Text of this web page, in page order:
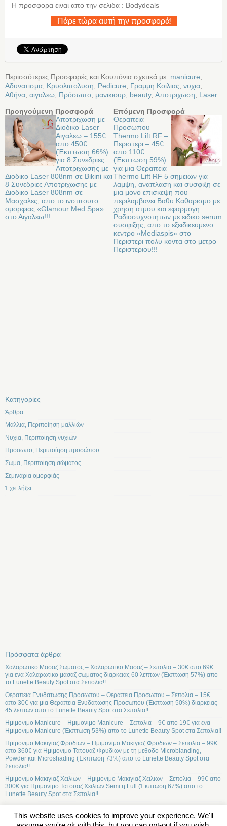
This website uses cookies to improve your experience. We'll
Η προσφορα ειναι απο την σελιδα : Bodydeals
Πάρε τώρα αυτή την προσφορά!
Περισσότερες Προσφορές και Κουπόνια σχετικά με: manicure,
Αδυνατισμα, Κρυολιπολυση, Pedicure, Γραμμη Κοιλιας, νυχια,
Αθήνα, αιγαλεω, Πρόσωπο, μανικιουρ, beauty, Αποτριχωση, Laser
Προηγούμενη Προσφορά
Αποτριχωση με
Διοδικο Laser
Αιγαλεω – 155€
απο 450€
(Έκπτωση 66%)
για 8 Συνεδριες
Αποτριχωσης με
Διοδικο Laser 808nm σε Bikini και
8 Συνεδριες Αποτριχωσης με
Διοδικο Laser 808nm σε
Μασχαλες, απο το ινστιτουτο
ομορφιας «Glamour Med Spa»
στο Αιγαλεω!!!
Επόμενη Προσφορά
Θεραπεια
Προσωπου
Thermo Lift RF –
Περιστερι – 45€
απο 110€
(Έκπτωση 59%)
για μια Θεραπεια
Thermo Lift RF 5 σημειων για
λαμψη, αναπλαση και συσφιξη σε
μια μονο επισκεψη που
περιλαμβανει Βαθυ Καθαρισμο με
χρηση ατμου και εφαρμογη
Ραδιοσυχνοτητων με ειδικο serum
συσφιξης, απο το εξειδικευμενο
κεντρο «Mediaspis» στο
Περιστερι πολυ κοντα στο μετρο
Περιστεριου!!!
Kατηγορίες
Άρθρα
Μαλλια, Περιποίηση μαλλιών
Νυχια, Περιποίηση νυχιών
Προσωπο, Περιποίηση προσώπου
Σωμα, Περιποίηση σώματος
Σεμινάρια ομορφιάς
Έχει λήξει
Πρόσφατα άρθρα
Χαλαρωτικο Μασαζ Σωματος – Χαλαρωτικο Μασαζ – Σεπολια – 30€ απο 69€
για ενα Χαλαρωτικο μασαζ σωματος διαρκειας 60 λεπτων (Έκπτωση 57%) απο
το Lunette Beauty Spot στα Σεπολια!!
Θεραπεια Ενυδατωσης Προσωπου – Θεραπεια Προσωπου – Σεπολια – 15€
απο 30€ για μια Θεραπεια Ενυδατωσης Προσωπου (Έκπτωση 50%) διαρκειας
45 λεπτων απο το Lunette Beauty Spot στα Σεπολια!!
Ημιμονιμο Manicure – Ημιμονιμο Manicure – Σεπολια – 9€ απο 19€ για ενα
Ημιμονιμο Manicure (Έκπτωση 53%) απο το Lunette Beauty Spot στα Σεπολια!!
Ημιμονιμο Μακιγιαζ Φρυδιων – Ημιμονιμο Μακιγιαζ Φρυδιων – Σεπολια – 99€
απο 360€ για Ημιμονιμο Τατουαζ Φρυδιων με τη μεθοδο Microblanding,
Powder και Microshading (Έκπτωση 73%) απο το Lunette Beauty Spot στα
Σεπολια!!
Ημιμονιμο Μακιγιαζ Χειλιων – Ημιμονιμο Μακιγιαζ Χειλιων – Σεπολια – 99€ απο
300€ για Ημιμονιμο Τατουαζ Χειλιων Semi η Full (Έκπτωση 67%) απο το
Lunette Beauty Spot στα Σεπολια!!